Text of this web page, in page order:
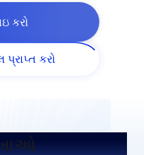
કરો
કરો